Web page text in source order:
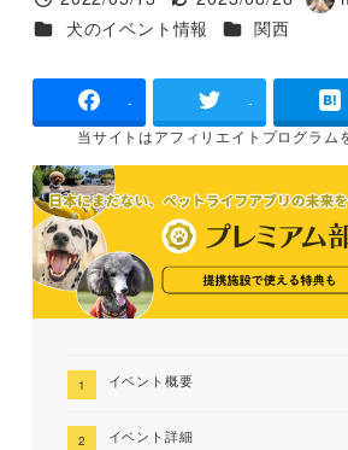
投稿日 更新日
著
カテゴリー
犬のイベント情報 カテゴリー
関西
- -
当サイトはアフィリエイトプログラム
イベント概要
イベント詳細